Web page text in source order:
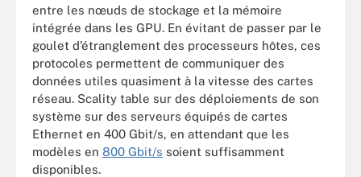
entre les nœuds de stockage et la mémoire
intégrée dans les GPU. En évitant de passer par le
goulet d’étranglement des processeurs hôtes, ces
protocoles permettent de communiquer des
données utiles quasiment à la vitesse des cartes
réseau. Scality table sur des déploiements de son
système sur des serveurs équipés de cartes
Ethernet en 400 Gbit/s, en attendant que les
modèles en 800 Gbit/s soient suffisamment
disponibles.